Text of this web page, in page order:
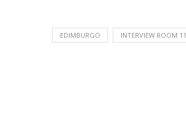
EDIMBURGO INTERVIEW ROOM 11